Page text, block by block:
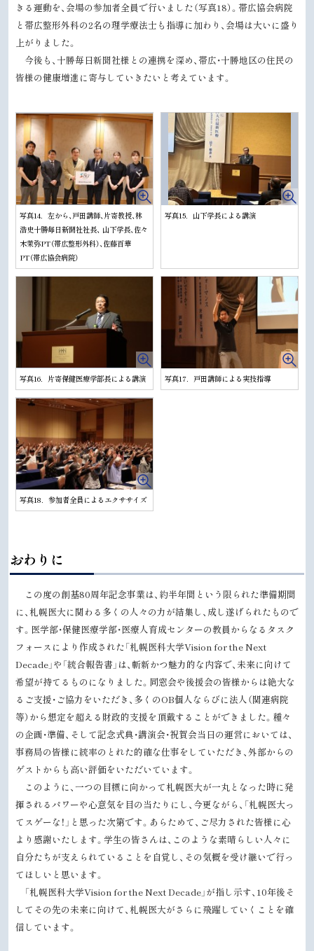
きる運動を、会場の参加者全員で行いました（写真18）。帯広協会病院
と帯広整形外科の2名の理学療法士も指導に加わり、会場は大いに盛り
上がりました。
今後も、十勝毎日新聞社様との連携を深め、帯広・十勝地区の住民の
皆様の健康増進に寄与していきたいと考えています。
写真14．左から、戸田講師、片寄教授、林
浩史十勝毎日新聞社社長、 山下学長、佐々
木茉弥PT（帯広整形外科）、佐藤百華
PT（帯広協会病院）
写真15．山下学長による講演
写真16．片寄保健医療学部長による講演 写真17．戸田講師による実技指導
写真18．参加者全員によるエクササイズ
ッ
おわりに
この度の創基80周年記念事業は、約半年間という限られた準備期間
に、札幌医大に関わる多くの人々の力が結集し、成し遂げられたもので
す。医学部・保健医療学部・医療人育成センターの教員からなるタスク
フォースにより作成された「札幌医科大学Vision for the Next
Decade」や「統合報告書」は、斬新かつ魅力的な内容で、未来に向けて
希望が持てるものになりました。同窓会や後援会の皆様からは絶大な
るご支援・ご協力をいただき、多くのOB個人ならびに法人（関連病院
等）から想定を超える財政的支援を頂戴することができました。種々
の企画・準備、そして記念式典・講演会・祝賀会当日の運営においては、
事務局の皆様に統率のとれた的確な仕事をしていただき、外部からの
ゲストからも高い評価をいただいています。
このように、一つの目標に向かって札幌医大が一丸となった時に発
揮されるパワーや心意気を目の当たりにし、今更ながら、「札幌医大っ
てスゲーな！」と思った次第です。あらためて、ご尽力された皆様に心
より感謝いたします。学生の皆さんは、このような素晴らしい人々に
自分たちが支えられていることを自覚し、その気概を受け継いで行っ
てほしいと思います。
「札幌医科大学Vision for the Next Decade」が指し示す、10年後そ
してその先の未来に向けて、札幌医大がさらに飛躍していくことを確
信しています。